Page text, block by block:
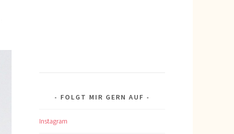
FOLGT MIR GERN AUF
Instagram